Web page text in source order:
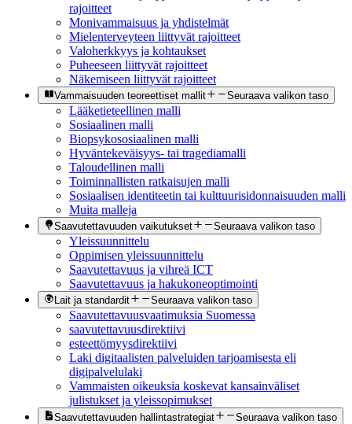
rajoitteet
Monivammaisuus ja yhdistelmät
Mielenterveyteen liittyvät rajoitteet
Valoherkkyys ja kohtaukset
Puheeseen liittyvät rajoitteet
Näkemiseen liittyvät rajoitteet
Vammaisuuden teoreettiset mallit Seuraava valikon taso
Lääketieteellinen malli
Sosiaalinen malli
Biopsykososiaalinen malli
Hyväntekeväisyys- tai tragediamalli
Taloudellinen malli
Toiminnallisten ratkaisujen malli
Sosiaalisen identiteetin tai kulttuurisidonnaisuuden malli
Muita malleja
Saavutettavuuden vaikutukset Seuraava valikon taso
Yleissuunnittelu
Oppimisen yleissuunnittelu
Saavutettavuus ja vihreä ICT
Saavutettavuus ja hakukoneoptimointi
Lait ja standardit Seuraava valikon taso
Saavutettavuusvaatimuksia Suomessa
saavutettavuusdirektiivi
esteettömyysdirektiivi
Laki digitaalisten palveluiden tarjoamisesta eli
digipalvelulaki
Vammaisten oikeuksia koskevat kansainväliset
julistukset ja yleissopimukset
Saavutettavuuden hallintastrategiat Seuraava valikon taso